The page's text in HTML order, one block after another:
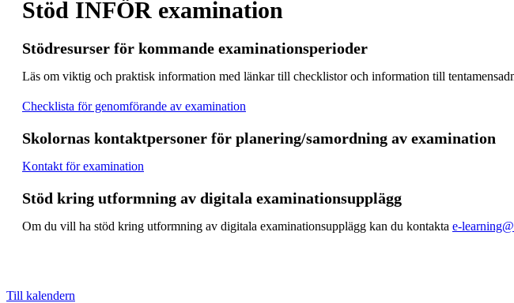
Stöd INFÖR examination
Stödresurser för kommande examinationsperioder
Läs om viktig och praktisk information med länkar till checklistor och information till
Checklista för genomförande av examination
Skolornas kontaktpersoner för planering/samordning av examination
Kontakt för examination
Stöd kring utformning av digitala examinationsupplägg
Om du vill ha stöd kring utformning av digitala examinationsupplägg kan du kontakta e-
Till kalendern